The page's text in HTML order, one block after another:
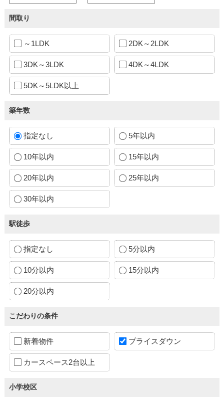
間取り
～1LDK 2DK～2LDK
3DK～3LDK 4DK～4LDK
5DK～5LDK以上
築年数
指定なし 5年以内
10年以内 15年以内
20年以内 25年以内
30年以内
駅徒歩
指定なし 5分以内
10分以内 15分以内
20分以内
こだわりの条件
新着物件 プライスダウン
カースペース2台以上
小学校区